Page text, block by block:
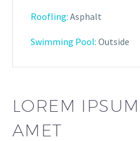
Roofling: Asphalt
Swimming Pool: Outside
LOREM
AMET